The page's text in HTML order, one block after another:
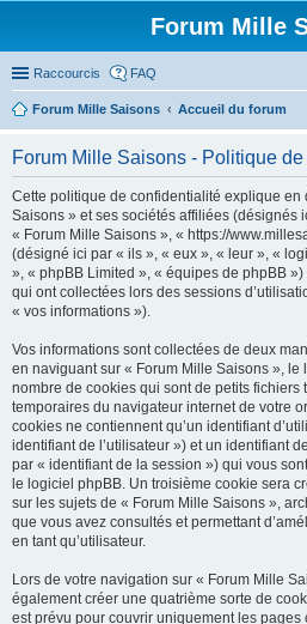
Forum Mille
Raccourcis FAQ
Forum Mille Saisons
Accueil du forum
Forum Mille Saisons - Politique
Cette politique de confidentialité explique en
Saisons » et ses sociétés affiliées (désignés
« Forum Mille Saisons », « https://
(désigné ici par « ils », « eux », « leur », «
», « phpBB Limited », « équipes de phpBB
qui ont collectées lors des sessions
« vos informations »).
Vos informations sont collectées de deux
en naviguant sur « Forum Mille Saisons »,
nombre de cookies qui sont de petits
temporaires du navigateur internet de votre
cookies ne contiennent qu’un identifiant
identifiant de l’utilisateur ») et un identifiant
par « identifiant de la session ») qui vous
le logiciel phpBB. Un troisième cookie sera
sur les sujets de « Forum Mille Saisons »,
que vous avez consultés et permettant
en tant qu’utilisateur.
Lors de votre navigation sur « Forum Mille
également créer une quatrième sorte de
est prévu pour couvrir uniquement les